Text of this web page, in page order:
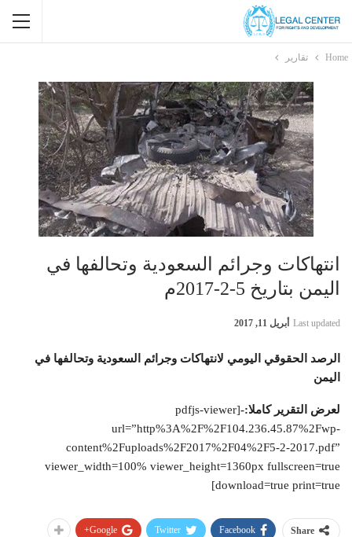
Home تقارير
انتهاكات وجرائم السعودية وتحالفها في
اليمن بتاريخ 5-2-2017م
Last updated أبريل 11, 2017
الرصد الحقوقي اليومي لانتهاكات وجرائم السعودية وتحالفها في
اليمن
لعرض التقرير كاملا:- [pdfjs-viewer
url=”http%3A%2F%2F104.236.45.87%2Fwp-
content%2Fuploads%2F2017%2F04%2F5-2-2017.pdf”
viewer_width=100% viewer_height=1360px fullscreen=true
download=true print=true]
Share
Facebook
Twitter
Google+